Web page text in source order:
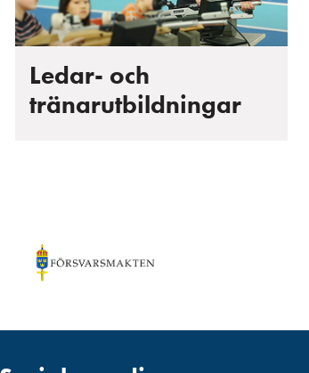
Ledar- och
tränarutbildningar